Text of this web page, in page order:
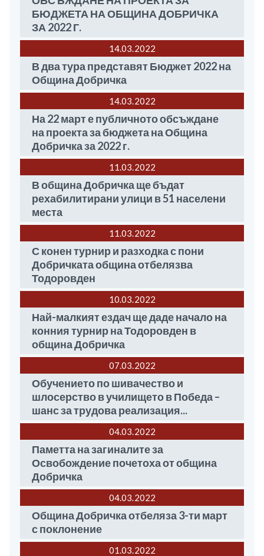
БЮДЖЕТА НА ОБЩИНА ДОБРИЧКА
ЗА 2022 Г.
14.03 2022
В два тура представят Бюджет 2022 на
Община Добричка
14.03 2022
На 22 март е публичното обсъждане
на проекта за бюджета на Община
Добричка за 2022 г.
11.03 2022
В община Добричка ще бъдат
рехабилитирани улици в 51 населени
места
11.03 2022
С конен турнир и разходка с пони
Добричката община отбелязва
Тодоровден
10.03 2022
Най-малкият ездач ще даде начало на
конния турнир на Тодоровден в
община Добричка
07.03 2022
Обучението по шивачество и
шлосерство в училището в Победа –
шанс за трудова реализация...
04.03 2022
Паметта на загиналите за
Освобождение почетоха от община
Добричка
04.03 2022
Община Добричка отбеляза 3-ти март
с поклонение
01.03 2022